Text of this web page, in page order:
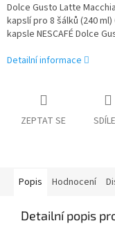
Dolce Gusto Latte
kapslí pro 8 šálků (240
kapsle NESCAFÉ Dolce
Detailní informace
ZEPTAT SE
Popis Hodnocení
Detailní popis